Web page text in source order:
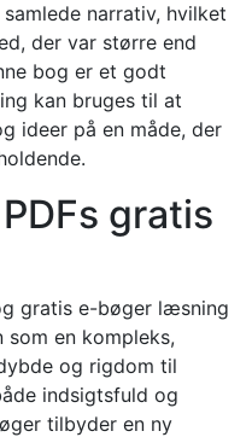
narrativ, hvilket
der var større end
bog er et godt
kan bruges til at
ideer på en måde, der
gratis
gratis e-bøger læsning
en kompleks,
og rigdom til
indsigtsfuld og
tilbyder en ny